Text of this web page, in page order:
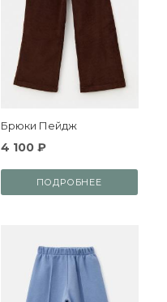
Брюки Пейдж
4 100 ₽
ПОДРОБНЕЕ